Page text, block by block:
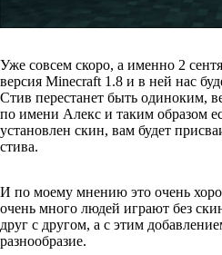
Уже совсем скоро, а именно 2
версия Minecraft 1.8 и в ней нас
Стив перестанет быть одиноким,
по имени Алекс и таким образом
установлен скин, вам будет
стива.
И по моему мнению это очень
очень много людей играют без
друг с другом, а с этим
разнообразие.